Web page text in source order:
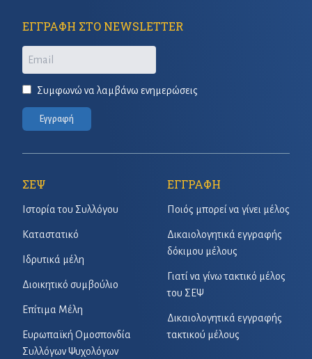
ΕΓΓΡΑΦΗ ΣΤΟ NEWSLETTER
Email
Συμφωνώ να λαμβάνω ενημερώσεις
Εγγραφή
ΣΕΨ
Ιστορία του Συλλόγου
Καταστατικό
Ιδρυτικά μέλη
Διοικητικό συμβούλιο
Επίτιμα Μέλη
Ευρωπαϊκή Ομοσπονδία
Συλλόγων Ψυχολόγων
ΕΓΓΡΑΦΗ
Ποιός μπορεί να γίνει μέλος
Δικαιολογητικά εγγραφής
δόκιμου μέλους
Γιατί να γίνω τακτικό μέλος
του ΣΕΨ
Δικαιολογητικά εγγραφής
τακτικού μέλους